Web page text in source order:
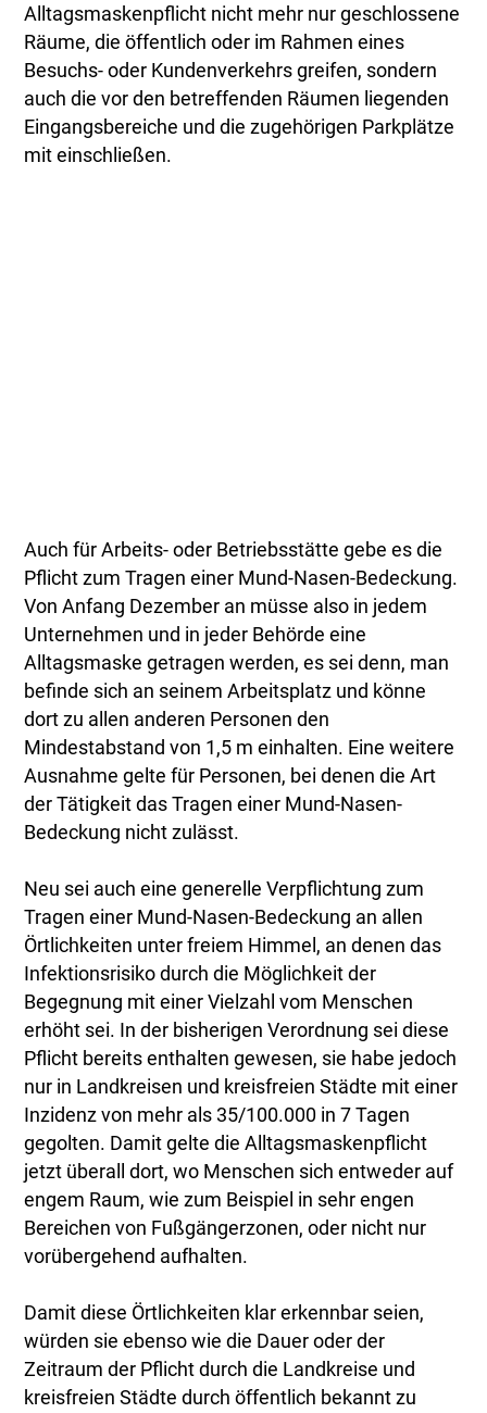
Alltagsmaskenpflicht nicht mehr nur geschlossene
Räume, die öffentlich oder im Rahmen eines
Besuchs- oder Kundenverkehrs greifen, sondern
auch die vor den betreffenden Räumen liegenden
Eingangsbereiche und die zugehörigen Parkplätze
mit einschließen.
Auch für Arbeits- oder Betriebsstätte gebe es die
Pflicht zum Tragen einer Mund-Nasen-Bedeckung.
Von Anfang Dezember an müsse also in jedem
Unternehmen und in jeder Behörde eine
Alltagsmaske getragen werden, es sei denn, man
befinde sich an seinem Arbeitsplatz und könne
dort zu allen anderen Personen den
Mindestabstand von 1,5 m einhalten. Eine weitere
Ausnahme gelte für Personen, bei denen die Art
der Tätigkeit das Tragen einer Mund-Nasen-
Bedeckung nicht zulässt.
Neu sei auch eine generelle Verpflichtung zum
Tragen einer Mund-Nasen-Bedeckung an allen
Örtlichkeiten unter freiem Himmel, an denen das
Infektionsrisiko durch die Möglichkeit der
Begegnung mit einer Vielzahl vom Menschen
erhöht sei. In der bisherigen Verordnung sei diese
Pflicht bereits enthalten gewesen, sie habe jedoch
nur in Landkreisen und kreisfreien Städte mit einer
Inzidenz von mehr als 35/100.000 in 7 Tagen
gegolten. Damit gelte die Alltagsmaskenpflicht
jetzt überall dort, wo Menschen sich entweder auf
engem Raum, wie zum Beispiel in sehr engen
Bereichen von Fußgängerzonen, oder nicht nur
vorübergehend aufhalten.
Damit diese Örtlichkeiten klar erkennbar seien,
würden sie ebenso wie die Dauer oder der
Zeitraum der Pflicht durch die Landkreise und
kreisfreien Städte durch öffentlich bekannt zu